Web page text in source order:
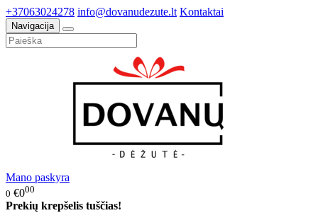
+37063024278 info@dovanudezute.lt Kontaktai
Navigacija
Mano paskyra
0 €000
Prekių krepšelis tuščias!